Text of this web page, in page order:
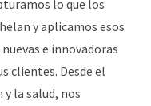
lo que los
y aplicamos esos
e innovadoras
clientes. Desde el
la salud, nos